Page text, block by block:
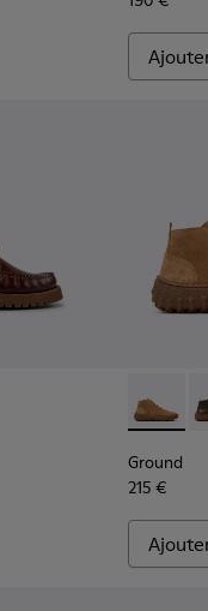
Ground
Ground
215 €